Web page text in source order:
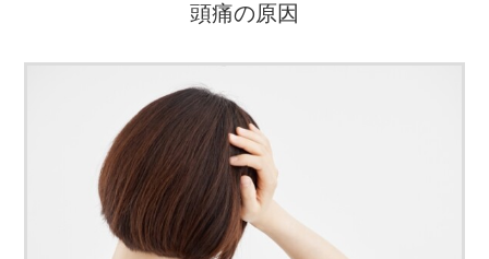
頭痛の原因